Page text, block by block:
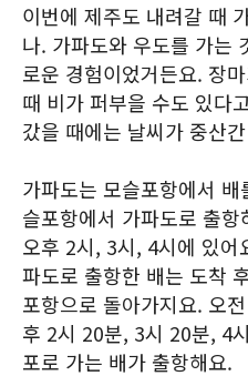
이번에 제주도 내려갈 때
나. 가파도와 우도를 가는
로운 경험이었거든요. 장
때 비가 퍼부을 수도 있다
갔을 때에는 날씨가 중산
가파도는 모슬포항에서
슬포항에서 가파도로 출
오후 2시, 3시, 4시에 있
파도로 출항한 배는 도착
포항으로 돌아가지요. 오
후 2시 20분, 3시 20분, 4
포로 가는 배가 출항해요.